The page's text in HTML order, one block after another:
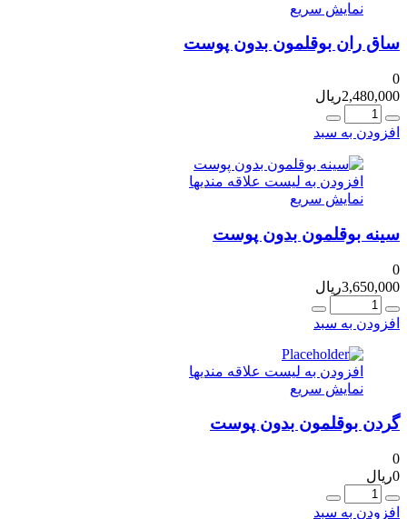
نمایش سریع
ساق ران بوقلمون بدون پوست
2,480,000ریال
تعداد
افزودن به سبد
افزودن به لیست علاقه مندیها
نمایش سریع
سینه بوقلمون بدون پوست
3,650,000ریال
تعداد
افزودن به سبد
افزودن به لیست علاقه مندیها
نمایش سریع
گردن بوقلمون بدون پوست
ریال
تعداد
افزودن به سبد